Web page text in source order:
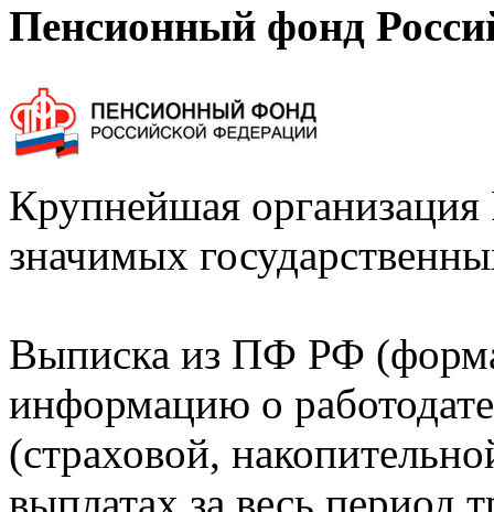
Пенсионный фонд
Крупнейшая
значимых
Выписка из ПФ РФ
информацию о
(страховой,
выплатах за весь период